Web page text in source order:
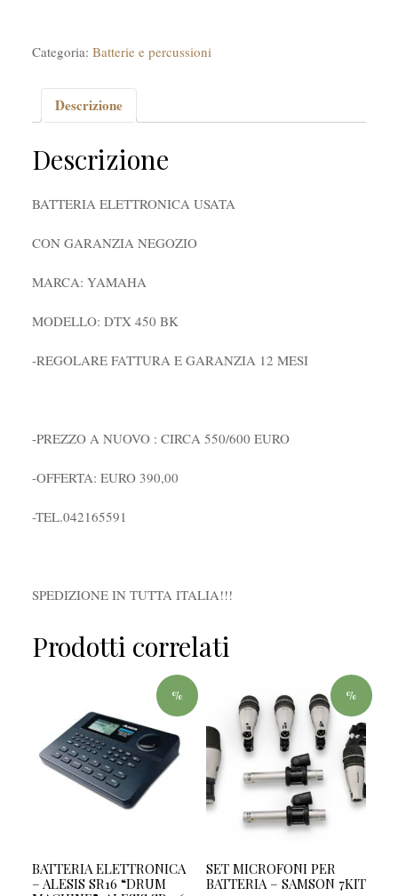
Categoria: Batterie e percussioni
Descrizione
Descrizione
BATTERIA ELETTRONICA USATA
CON GARANZIA NEGOZIO
MARCA: YAMAHA
MODELLO: DTX 450 BK
-REGOLARE FATTURA E GARANZIA 12 MESI
-PREZZO A NUOVO : CIRCA 550/600 EURO
-OFFERTA: EURO 390,00
-TEL.042165591
SPEDIZIONE IN TUTTA ITALIA!!!
Prodotti correlati
%
BATTERIA ELETTRONICA
– ALESIS SR16 “DRUM
%
SET MICROFONI PER
BATTERIA – SAMSON 7KIT